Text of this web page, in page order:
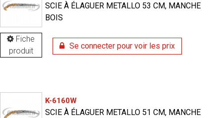
Fiche
produit
SCIE À ÉLAGUER METALLO 53 CM, MANCHE
BOIS
Se connecter pour voir les prix
K-6160W
SCIE À ÉLAGUER METALLO 51 CM, MANCHE